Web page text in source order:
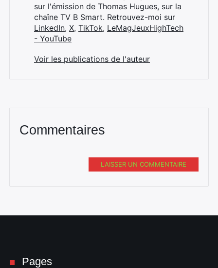
sur l'émission de Thomas Hugues, sur la
chaîne TV B Smart. Retrouvez-moi sur
LinkedIn, X, TikTok, LeMagJeuxHighTech
- YouTube
Voir les publications de l'auteur
Commentaires
LAISSER UN COMMENTAIRE
Pages